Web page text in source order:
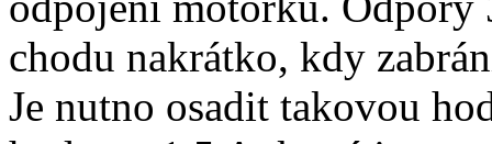
chodu nakrátko, kdy
Je nutno osadit takovou